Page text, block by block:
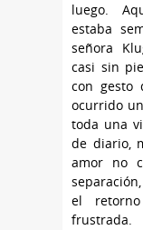
luego.
estaba
señora
casi sin
con gesto
ocurrido
toda una
de diario,
amor no
el
frustrada.